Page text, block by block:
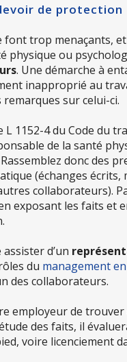
de protection
font trop menaçants,
physique ou
. Une démarche à
inapproprié au
sur celui-ci.
L 1152-4 du Code du
de la santé
donc des
(échanges écrits,
collaborateurs).
exposant les faits et
d’un
du management
des collaborateurs.
employeur de
des faits, il
voire licenciement